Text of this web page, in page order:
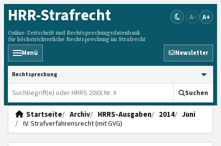
HRR-Strafrecht
Online-Zeitschrift und Rechtsprechungsdatenbank
für höchstrichterliche Rechtsprechung im Strafrecht
A- A+
Menü Newsletter
HRRS durchsuchen
Suchen
Startseite Archiv HRRS-Ausgaben 2014
Juni
IV. Strafverfahrensrecht (mit GVG)